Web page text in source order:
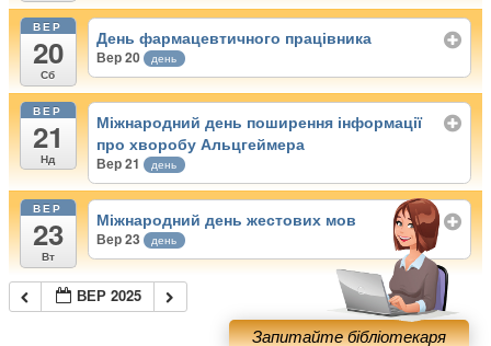
ВЕР
20
Сб
День фармацевтичного працівника
Вер 20 день
ВЕР
21
Нд
Міжнародний день поширення інформації
про хворобу Альцгеймера
Вер 21 день
ВЕР
23
Вт
Міжнародний день жестових мов
Вер 23 день
ВЕР 2025